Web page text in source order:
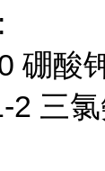
硼酸
2 三